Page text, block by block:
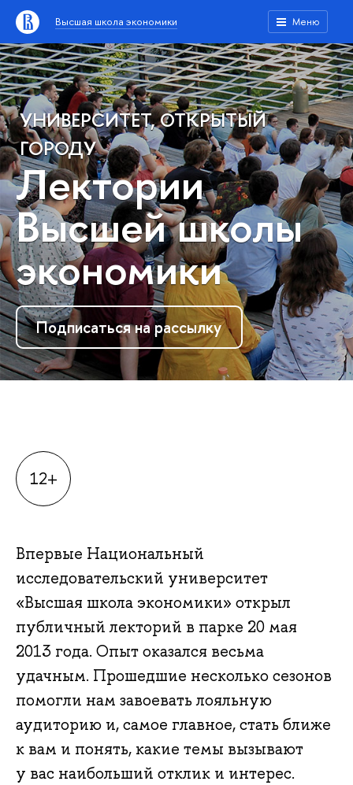
Высшая школа экономики Меню
УНИВЕРСИТЕТ, ОТКРЫТЫЙ
ГОРОДУ
Лектории
Высшей школы
экономики
Подписаться на рассылку
12+
Впервые Национальный
исследовательский университет
«Высшая школа экономики» открыл
публичный лекторий в парке 20 мая
2013 года. Опыт оказался весьма
удачным. Прошедшие несколько сезонов
помогли нам завоевать лояльную
аудиторию и, самое главное, стать ближе
к вам и понять, какие темы вызывают
у вас наибольший отклик и интерес.